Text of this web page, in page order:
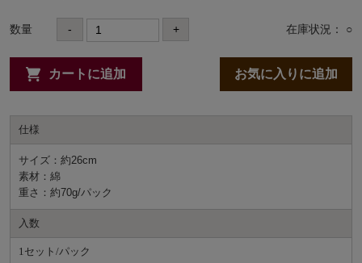
数量 - + 在庫状況： ○
カートに追加 お気に入りに追加
仕様
サイズ：約26cm
素材：綿
重さ：約70g/パック
入数
1セット/パック